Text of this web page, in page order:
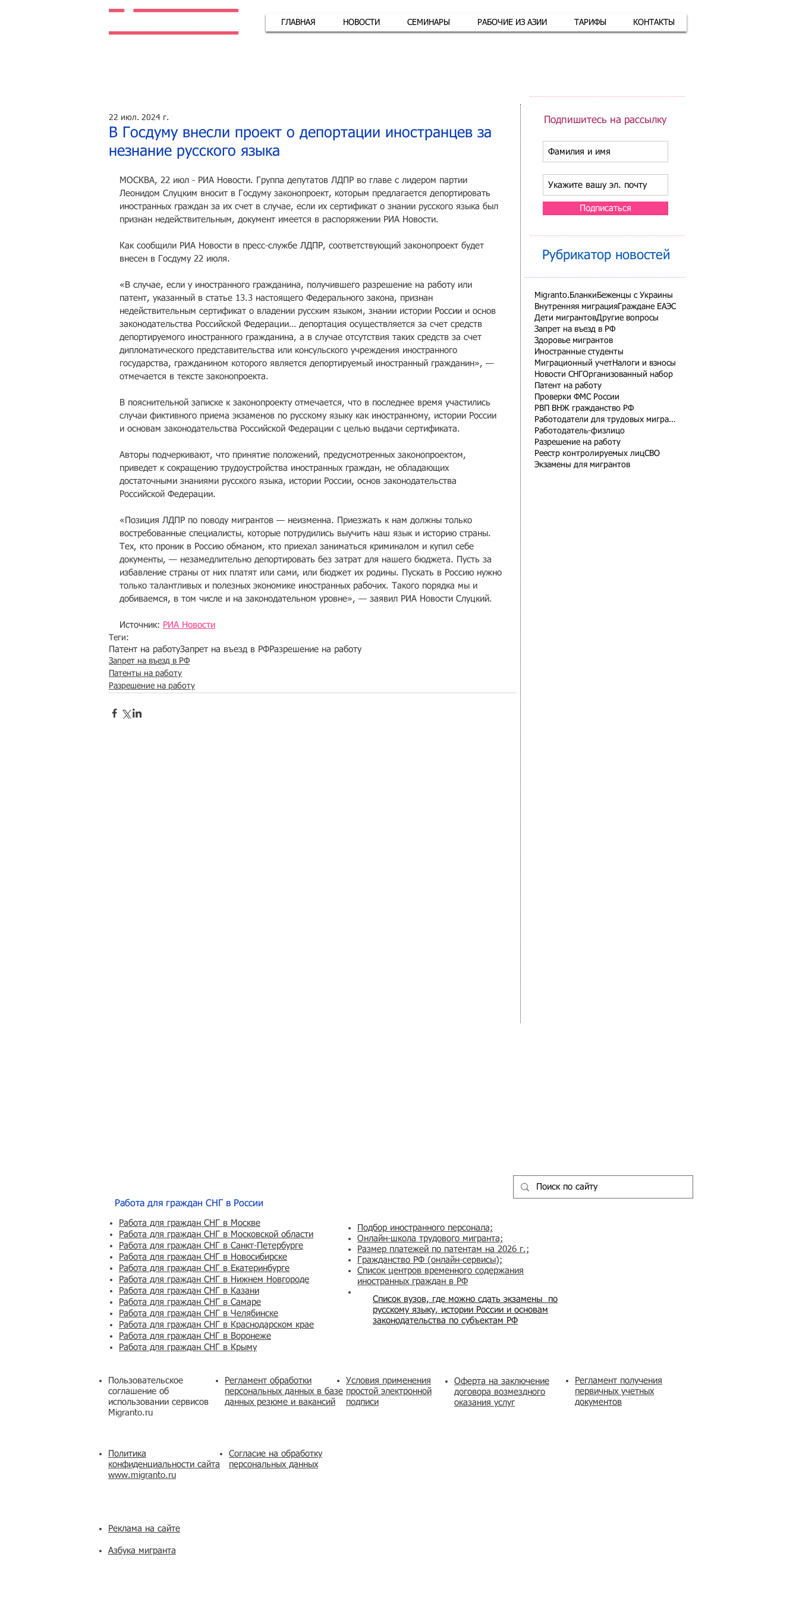
ГЛАВНАЯ НОВОСТИ СЕМИНАРЫ РАБОЧИЕ ИЗ АЗИИ ТАРИФЫ КОНТАКТЫ
В Госдуму внесли проект о депортации иностранцев за
незнание русского языка
22 июл. 2024 г.
МОСКВА, 22 июл - РИА Новости. Группа депутатов ЛДПР во главе с лидером партии
Леонидом Слуцким вносит в Госдуму законопроект, которым предлагается депортировать
иностранных граждан за их счет в случае, если их сертификат о знании русского языка был
признан недействительным, документ имеется в распоряжении РИА Новости.
Как сообщили РИА Новости в пресс-службе ЛДПР, соответствующий законопроект будет
внесен в Госдуму 22 июля.
«В случае, если у иностранного гражданина, получившего разрешение на работу или
патент, указанный в статье 13.3 настоящего Федерального закона, признан
недействительным сертификат о владении русским языком, знании истории России и основ
законодательства Российской Федерации… депортация осуществляется за счет средств
депортируемого иностранного гражданина, а в случае отсутствия таких средств за счет
дипломатического представительства или консульского учреждения иностранного
государства, гражданином которого является депортируемый иностранный гражданин», —
отмечается в тексте законопроекта.
В пояснительной записке к законопроекту отмечается, что в последнее время участились
случаи фиктивного приема экзаменов по русскому языку как иностранному, истории России
и основам законодательства Российской Федерации с целью выдачи сертификата.
Авторы подчеркивают, что принятие положений, предусмотренных законопроектом,
приведет к сокращению трудоустройства иностранных граждан, не обладающих
достаточными знаниями русского языка, истории России, основ законодательства
Российской Федерации.
«Позиция ЛДПР по поводу мигрантов — неизменна. Приезжать к нам должны только
востребованные специалисты, которые потрудились выучить наш язык и историю страны.
Тех, кто проник в Россию обманом, кто приехал заниматься криминалом и купил себе
документы, — незамедлительно депортировать без затрат для нашего бюджета. Пусть за
избавление страны от них платят или сами, или бюджет их родины. Пускать в Россию нужно
только талантливых и полезных экономике иностранных рабочих. Такого порядка мы и
добиваемся, в том числе и на законодательном уровне», — заявил РИА Новости Слуцкий.
Источник: РИА Новости
Теги:
Патент на работуЗапрет на въезд в РФРазрешение на работу
Запрет на въезд в РФ
Патенты на работу
Разрешение на работу
Подпишитесь на рассылку
Подписаться
Рубрикатор новостей
Migranto.Бланки Беженцы с Украины
Внутренняя миграция Граждане ЕАЭС
Дети мигрантовДругие вопросы
Запрет на въезд в РФ
Здоровье мигрантов
Иностранные студенты
Миграционный учетНалоги и взносы
Новости СНГ Организованный набор
Патент на работу
Проверки ФМС России
РВП ВНЖ гражданство РФ
Работодатели для трудовых мигрантов
Работодатель-физлицо
Разрешение на работу
Реестр контролируемых лицСВО
Экзамены для мигрантов
Работа для граждан СНГ в России
Работа для граждан СНГ в Москве
Работа для граждан СНГ в Московской области
Работа для граждан СНГ в Санкт-Петербурге
Работа для граждан СНГ в Новосибирске
Работа для граждан СНГ в Екатеринбурге
Работа для граждан СНГ в Нижнем Новгороде
Работа для граждан СНГ в Казани
Работа для граждан СНГ в Самаре
Работа для граждан СНГ в Челябинске
Работа для граждан СНГ в Краснодарском крае
Работа для граждан СНГ в Воронеже
Работа для граждан СНГ в Крыму
Пользовательское
соглашение об
использовании сервисов
Migranto.ru
Регламент обработки
персональных данных в базе
данных резюме и вакансий
Политика
конфиденциальности сайта
www.migranto.ru
Согласие на обработку
персональных данных
Реклама на сайте
Азбука мигранта
Список вузов, где можно сдать экзамены по
русскому языку, истории России и основам
законодательства по субъектам РФ
Подбор иностранного персонала;
Онлайн-школа трудового мигранта;
Размер платежей по патентам на 2026 г.;
Гражданство РФ (онлайн-сервисы);
Список центров временного содержания
иностранных граждан в РФ
Условия применения
простой электронной
подписи
​Оферта на заключение
договора возмездного
оказания услуг
Регламент получения
первичных учетных
документов